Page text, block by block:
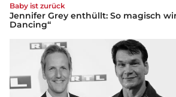
Baby ist zurück
Jennifer Grey enthüllt: So magisch
Dancing“